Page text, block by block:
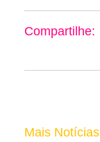
Compartilhe:
Mais Notícias